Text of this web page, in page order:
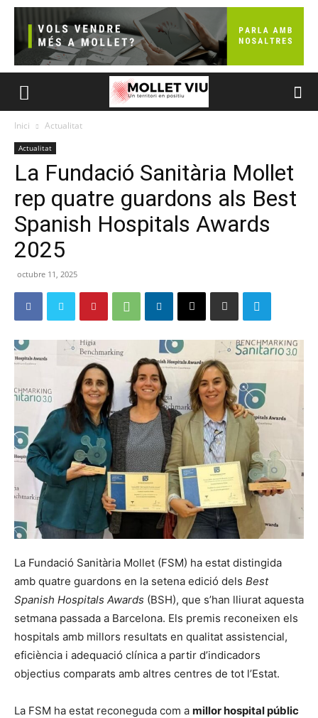
Inici Actualitat
Actualitat
La Fundació Sanitària Mollet
rep quatre guardons als Best
Spanish Hospitals Awards
2025
octubre 11, 2025
La Fundació Sanitària Mollet (FSM) ha estat distingida
amb quatre guardons en la setena edició dels Best
Spanish Hospitals Awards (BSH), que s’han lliurat aquesta
setmana passada a Barcelona. Els premis reconeixen els
hospitals amb millors resultats en qualitat assistencial,
eficiència i adequació clínica a partir d’indicadors
objectius comparats amb altres centres de tot l’Estat.
La FSM ha estat reconeguda com a millor hospital públic